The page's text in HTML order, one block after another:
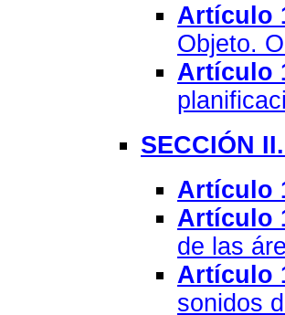
Artículo
Objeto.
Artículo
SECCIÓN
Artículo
Artículo
de las
Artículo
sonidos